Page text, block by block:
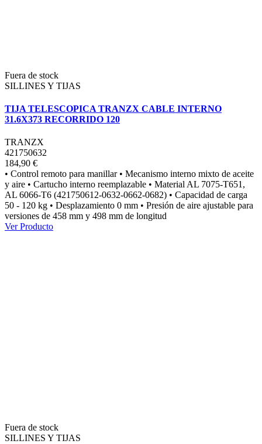
Fuera de stock
SILLINES Y TIJAS
TIJA TELESCOPICA TRANZX CABLE INTERNO
31.6X373 RECORRIDO 120
TRANZX
421750632
184,90 €
• Control remoto para manillar • Mecanismo interno mixto de aceite
y aire • Cartucho interno reemplazable • Material AL 7075-T651,
AL 6066-T6 (421750612-0632-0662-0682) • Capacidad de carga
50 - 120 kg • Desplazamiento 0 mm • Presión de aire ajustable para
versiones de 458 mm y 498 mm de longitud
Ver Producto
Fuera de stock
SILLINES Y TIJAS